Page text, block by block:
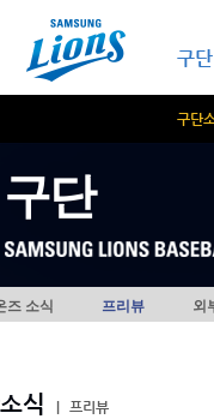
구단
구단
구단
즈 소식 프리뷰 외
식
프리뷰